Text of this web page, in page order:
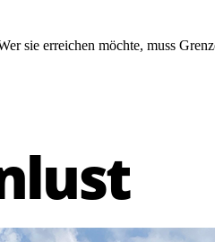
sie erreichen möchte, muss